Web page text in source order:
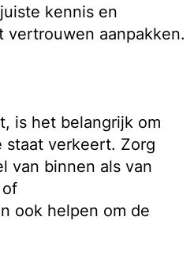
kennis en
aanpakken.
is het belangrijk om
staat verkeert. Zorg
van binnen als van
ook helpen om de